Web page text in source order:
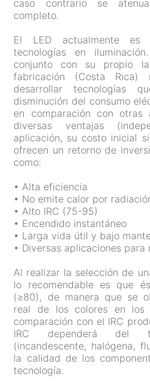
caso contrario se
completo.
El LED actualmente
tecnologías en
conjunto con su propio
fabricación (Costa Rica)
desarrollar tecnologías
disminución del consumo
en comparación con otras
diversas ventajas
aplicación, su costo inicial
ofrecen un retorno de
como:
• Alta eficiencia
• No emite calor por
• Alto IRC (75-95)
• Encendido instantáneo
• Larga vida útil y bajo
• Diversas aplicaciones para
Al realizar la selección de
lo recomendable es que
(≥80), de manera que se
real de los colores en los
comparación con el IRC
IRC dependerá del
(incandescente, halógena,
la calidad de los
tecnología.